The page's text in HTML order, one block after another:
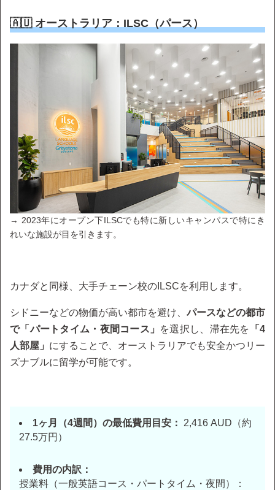
🇦🇺 オーストラリア：ILSC（パース）
→ 2023年にオープン下ILSCでも特に新しいキャンパスで特にき
れいな施設が目を引きます。
カナダと同様、大手チェーン校のILSCを利用します。
シドニーなどの物価が高い都市を避け、パースなどの都市
で「パートタイム・夜間コース」
を選択し、滞在先を
「4
人部屋」 にすることで、オーストラリアでも安全かつリー
ズナブルに留学が可能です。
1ヶ月（4週間）の最低費用目安： 2,416 AUD（約
27.5万円）
費用の内訳：
授業料（一般英語コース・パートタイム・夜間）：